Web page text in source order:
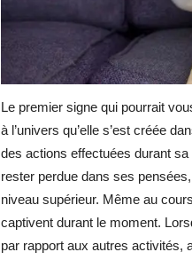
Le premier signe qui pourrait
à l’univers qu’elle s’est créée
des actions effectuées durant
rester perdue dans ses
niveau supérieur. Même au
captivent durant le moment.
par rapport aux autres activités,